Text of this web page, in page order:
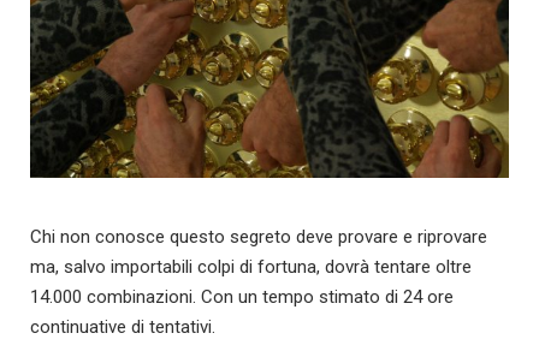
Chi non conosce questo segreto deve provare e riprovare
ma, salvo importabili colpi di fortuna, dovrà tentare oltre
14.000 combinazioni. Con un tempo stimato di 24 ore
continuative di tentativi.